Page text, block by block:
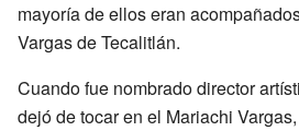
mayoría de ellos eran
Vargas de Tecalitlán.
Cuando fue nombrado director
dejó de tocar en el Mariachi